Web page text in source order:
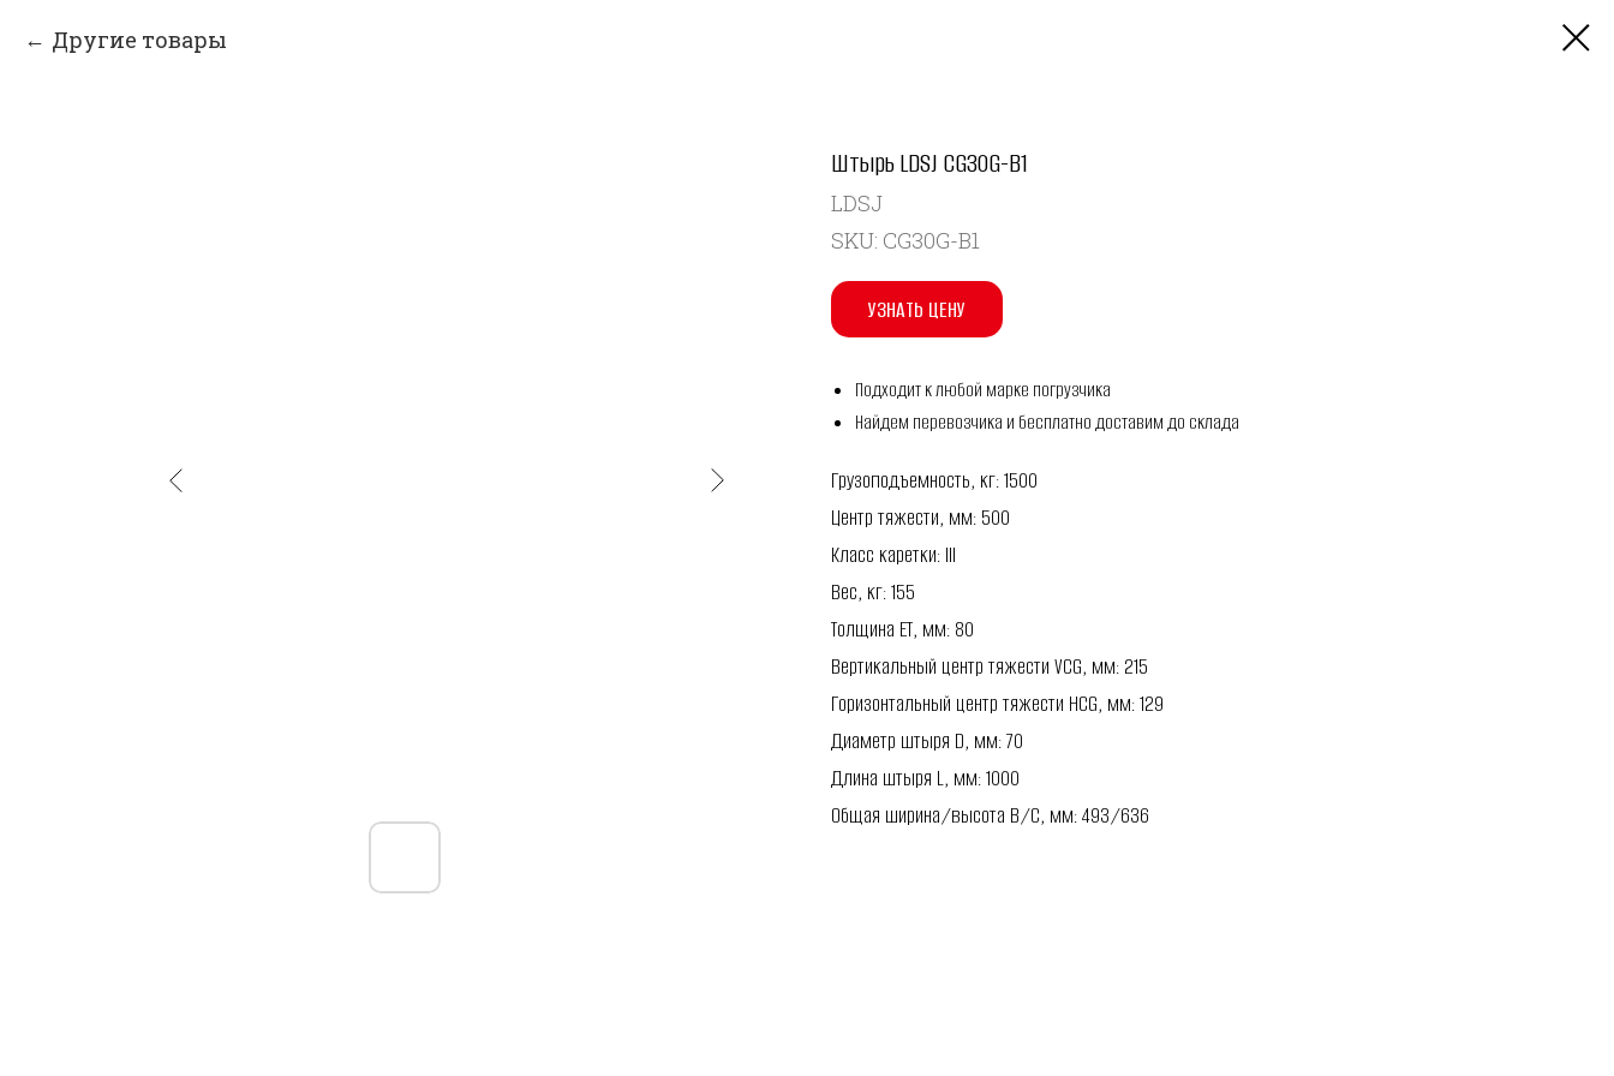
Другие товары
Штырь LDSJ CG30G-B1
LDSJ
SKU: CG30G-B1
УЗНАТЬ ЦЕНУ
Подходит к любой марке погрузчика
Найдем перевозчика и бесплатно доставим до склада
Грузоподъемность, кг: 1500
Центр тяжести, мм: 500
Класс каретки: III
Вес, кг: 155
Толщина ET, мм: 80
Вертикальный центр тяжести VCG, мм: 215
Горизонтальный центр тяжести HCG, мм: 129
Диаметр штыря D, мм: 70
Длина штыря L, мм: 1000
Общая ширина/высота B/C, мм: 493/636